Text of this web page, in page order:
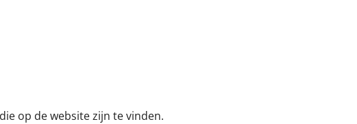
op de website zijn te vinden.